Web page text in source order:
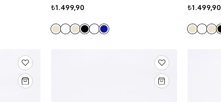
₺1.499,90
₺1.499,90